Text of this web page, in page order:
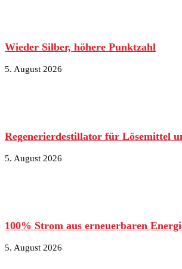
Wieder Silber, höhere Punktzahl
5. August 2026
Regenerierdestillator für Lösemittel
5. August 2026
100% Strom aus erneuerbaren
5. August 2026